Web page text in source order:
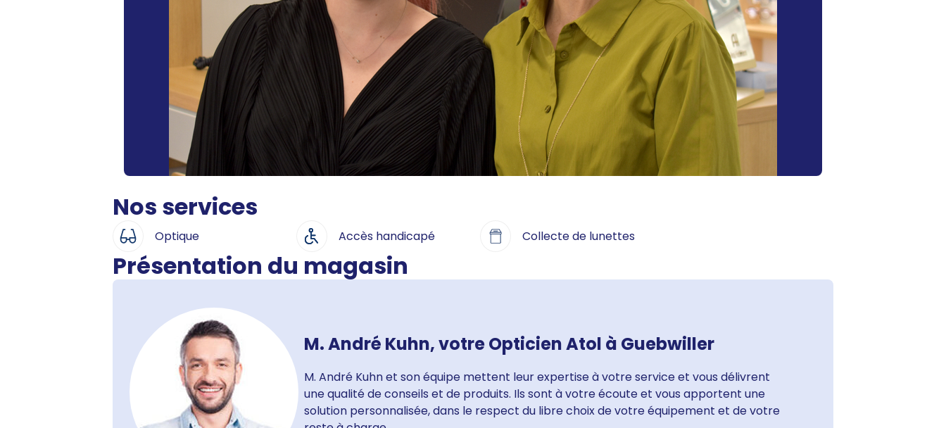
Nos services
Optique Accès handicapé Collecte de lunettes
Présentation du magasin
M. André Kuhn, votre Opticien Atol à Guebwiller
M. André Kuhn et son équipe mettent leur expertise à votre service et vous délivrent
une qualité de conseils et de produits. Ils sont à votre écoute et vous apportent une
solution personnalisée, dans le respect du libre choix de votre équipement et de votre